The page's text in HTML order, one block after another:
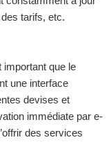
des tarifs, etc.
important que le
une interface
devises et
immédiate par e-
des services